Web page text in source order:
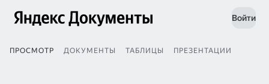
Войти
ПРОСМОТР ДОКУМЕНТЫ ТАБЛИЦЫ ПРЕЗЕНТАЦИИ